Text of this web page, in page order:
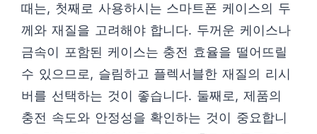
때는, 첫째로 사용하시는 스마트폰 케이스의 두
께와 재질을 고려해야 합니다. 두꺼운 케이스나
금속이 포함된 케이스는 충전 효율을 떨어뜨릴
수 있으므로, 슬림하고 플렉서블한 재질의 리시
버를 선택하는 것이 좋습니다. 둘째로, 제품의
충전 속도와 안정성을 확인하는 것이 중요합니